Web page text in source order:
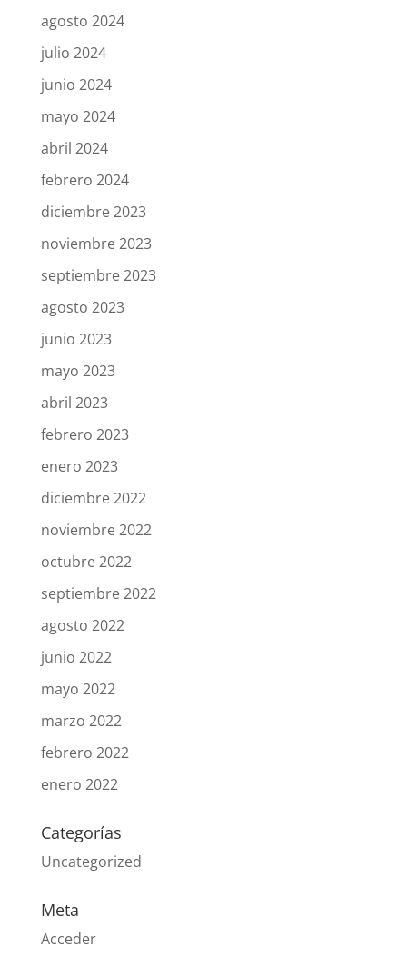
agosto 2024
julio 2024
junio 2024
mayo 2024
abril 2024
febrero 2024
diciembre 2023
noviembre 2023
septiembre 2023
agosto 2023
junio 2023
mayo 2023
abril 2023
febrero 2023
enero 2023
diciembre 2022
noviembre 2022
octubre 2022
septiembre 2022
agosto 2022
junio 2022
mayo 2022
marzo 2022
febrero 2022
enero 2022
Categorías
Uncategorized
Meta
Acceder